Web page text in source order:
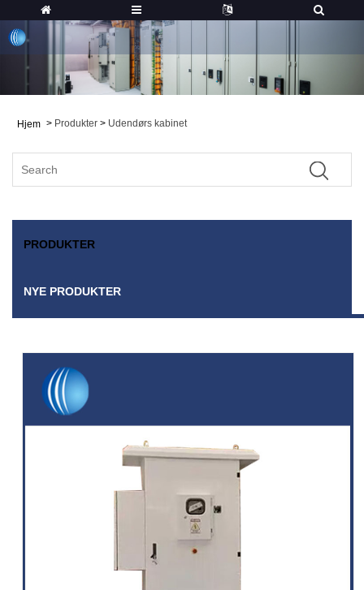
Hjem > Produkter > Udendørs kabinet
PRODUKTER
NYE PRODUKTER